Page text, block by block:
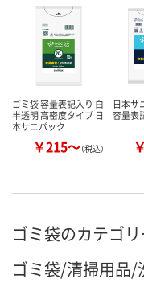
カゴ
ゴミ袋 容量表記入り 白
半透明 高密度タイプ 日
本サニパック
￥215～（税込）
日本サ
容量表
ゴミ袋のカテゴリ
ゴミ袋/清掃用品/